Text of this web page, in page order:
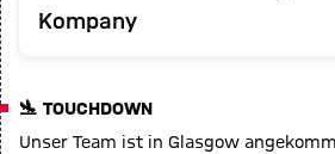
Kompany
🛬 TOUCHDOWN
Unser Team ist in Glasgow